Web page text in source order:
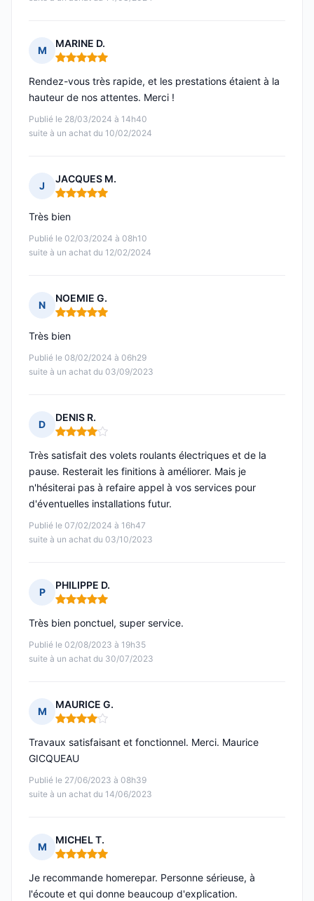
M
MARINE D.
Note : 5 sur 5
Publié le 28/03/2024 à 14h40
suite à un achat du 10/02/2024
Rendez-vous très rapide, et les prestations étaient à la
hauteur de nos attentes. Merci !
J
JACQUES M.
Note : 5 sur 5
Publié le 02/03/2024 à 08h10
suite à un achat du 12/02/2024
Très bien
N
NOEMIE G.
Note : 5 sur 5
Publié le 08/02/2024 à 06h29
suite à un achat du 03/09/2023
Très bien
D
DENIS R.
Note : 4 sur 5
Publié le 07/02/2024 à 16h47
suite à un achat du 03/10/2023
Très satisfait des volets roulants électriques et de la
pause. Resterait les finitions à améliorer. Mais je
n'hésiterai pas à refaire appel à vos services pour
d'éventuelles installations futur.
P
PHILIPPE D.
Note : 5 sur 5
Publié le 02/08/2023 à 19h35
suite à un achat du 30/07/2023
Très bien ponctuel, super service.
M
MAURICE G.
Note : 4 sur 5
Publié le 27/06/2023 à 08h39
suite à un achat du 14/06/2023
Travaux satisfaisant et fonctionnel. Merci. Maurice
GICQUEAU
M
MICHEL T.
Note : 5 sur 5
Je recommande homerepar. Personne sérieuse, à
l'écoute et qui donne beaucoup d'explication.